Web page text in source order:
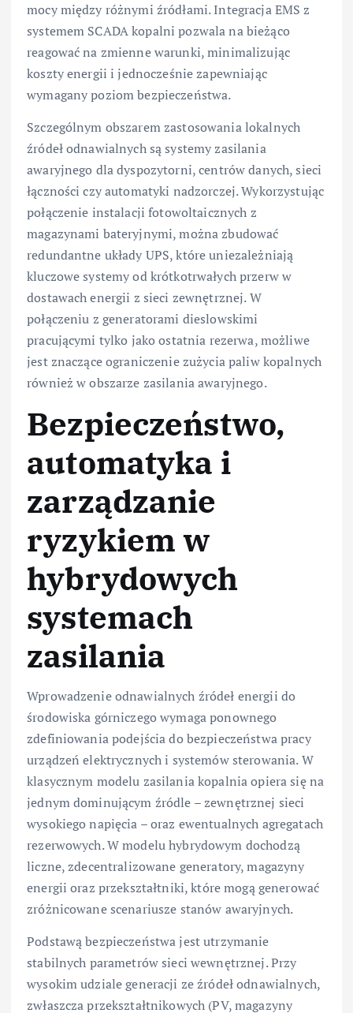
mocy między różnymi źródłami. Integracja EMS z
systemem SCADA kopalni pozwala na bieżąco
reagować na zmienne warunki, minimalizując
koszty energii i jednocześnie zapewniając
wymagany poziom bezpieczeństwa.
Szczególnym obszarem zastosowania lokalnych
źródeł odnawialnych są systemy zasilania
awaryjnego dla dyspozytorni, centrów danych, sieci
łączności czy automatyki nadzorczej. Wykorzystując
połączenie instalacji fotowoltaicznych z
magazynami bateryjnymi, można zbudować
redundantne układy UPS, które uniezależniają
kluczowe systemy od krótkotrwałych przerw w
dostawach energii z sieci zewnętrznej. W
połączeniu z generatorami dieslowskimi
pracującymi tylko jako ostatnia rezerwa, możliwe
jest znaczące ograniczenie zużycia paliw kopalnych
również w obszarze zasilania awaryjnego.
Bezpieczeństwo,
automatyka i
zarządzanie
ryzykiem w
hybrydowych
systemach
zasilania
Wprowadzenie odnawialnych źródeł energii do
środowiska górniczego wymaga ponownego
zdefiniowania podejścia do bezpieczeństwa pracy
urządzeń elektrycznych i systemów sterowania. W
klasycznym modelu zasilania kopalnia opiera się na
jednym dominującym źródle – zewnętrznej sieci
wysokiego napięcia – oraz ewentualnych agregatach
rezerwowych. W modelu hybrydowym dochodzą
liczne, zdecentralizowane generatory, magazyny
energii oraz przekształtniki, które mogą generować
zróżnicowane scenariusze stanów awaryjnych.
Podstawą bezpieczeństwa jest utrzymanie
stabilnych parametrów sieci wewnętrznej. Przy
wysokim udziale generacji ze źródeł odnawialnych,
zwłaszcza przekształtnikowych (PV, magazyny